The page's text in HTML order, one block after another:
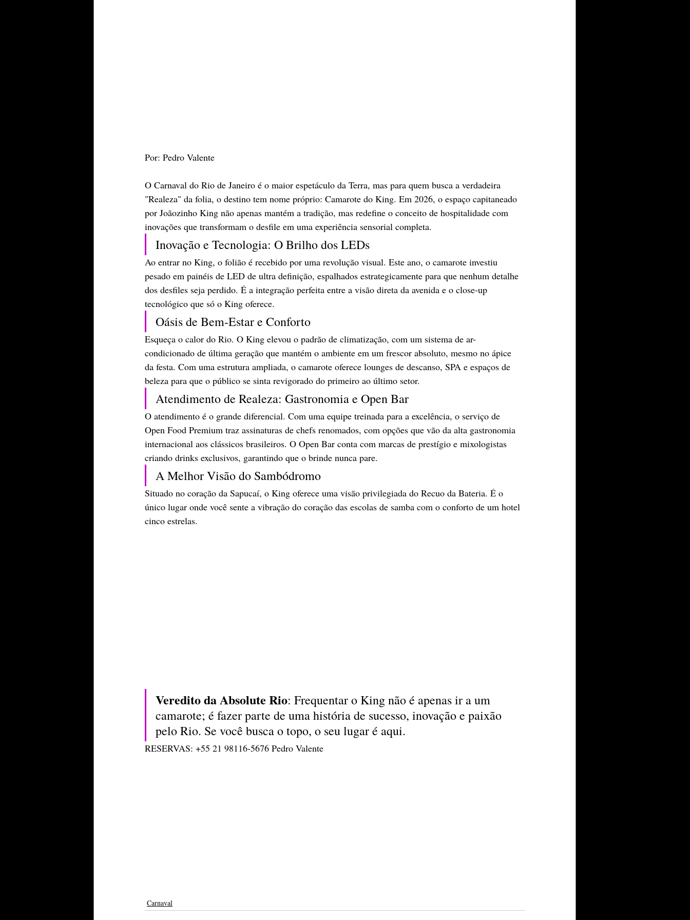
​Por: Pedro Valente
​O Carnaval do Rio de Janeiro é o maior espetáculo da Terra, mas para quem busca a verdadeira
"Realeza" da folia, o destino tem nome próprio: Camarote do King. Em 2026, o espaço capitaneado
por Joãozinho King não apenas mantém a tradição, mas redefine o conceito de hospitalidade com
inovações que transformam o desfile em uma experiência sensorial completa.
​Inovação e Tecnologia: O Brilho dos LEDs
​Ao entrar no King, o folião é recebido por uma revolução visual. Este ano, o camarote investiu
pesado em painéis de LED de ultra definição, espalhados estrategicamente para que nenhum detalhe
dos desfiles seja perdido. É a integração perfeita entre a visão direta da avenida e o close-up
tecnológico que só o King oferece.
​Oásis de Bem-Estar e Conforto
​Esqueça o calor do Rio. O King elevou o padrão de climatização, com um sistema de ar-
condicionado de última geração que mantém o ambiente em um frescor absoluto, mesmo no ápice
da festa. Com uma estrutura ampliada, o camarote oferece lounges de descanso, SPA e espaços de
beleza para que o público se sinta revigorado do primeiro ao último setor.
​Atendimento de Realeza: Gastronomia e Open Bar
​O atendimento é o grande diferencial. Com uma equipe treinada para a excelência, o serviço de
Open Food Premium traz assinaturas de chefs renomados, com opções que vão da alta gastronomia
internacional aos clássicos brasileiros. O Open Bar conta com marcas de prestígio e mixologistas
criando drinks exclusivos, garantindo que o brinde nunca pare.
​A Melhor Visão do Sambódromo
​Situado no coração da Sapucaí, o King oferece uma visão privilegiada do Recuo da Bateria. É o
único lugar onde você sente a vibração do coração das escolas de samba com o conforto de um hotel
cinco estrelas.
Veredito da Absolute Rio: Frequentar o King não é apenas ir a um
camarote; é fazer parte de uma história de sucesso, inovação e paixão
pelo Rio. Se você busca o topo, o seu lugar é aqui.
RESERVAS: +55 21 98116-5676 Pedro Valente
Carnaval